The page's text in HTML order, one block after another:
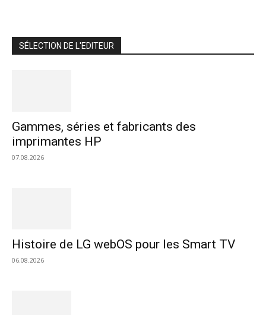
SÉLECTION DE L'EDITEUR
Gammes, séries et fabricants des
imprimantes HP
07.08.2026
Histoire de LG webOS pour les Smart TV
06.08.2026